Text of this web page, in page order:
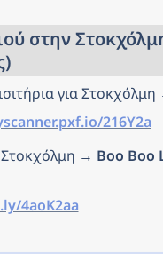
στην
για Στοκχόλμη
216Y2a
→ Boo Boo
4aoK2aa